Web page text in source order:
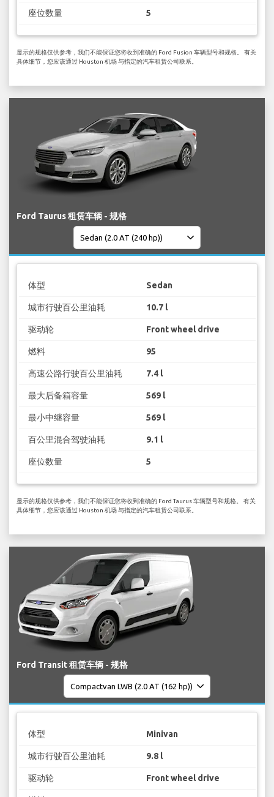
座位数量 5
显示的规格仅供参考，我们不能保证您将收到准确的 Ford Fusion 车辆型号和规格。 有关
具体细节，您应该通过 Houston 机场 与指定的汽车租赁公司联系。
Ford Taurus 租赁车辆 - 规格
体型 Sedan
城市行驶百公里油耗 10.7 l
驱动轮 Front wheel drive
燃料 95
高速公路行驶百公里油耗 7.4 l
最大后备箱容量 569 l
最小中继容量 569 l
百公里混合驾驶油耗 9.1 l
座位数量 5
显示的规格仅供参考，我们不能保证您将收到准确的 Ford Taurus 车辆型号和规格。 有关
具体细节，您应该通过 Houston 机场 与指定的汽车租赁公司联系。
Ford Transit 租赁车辆 - 规格
体型 Minivan
城市行驶百公里油耗 9.8 l
驱动轮 Front wheel drive